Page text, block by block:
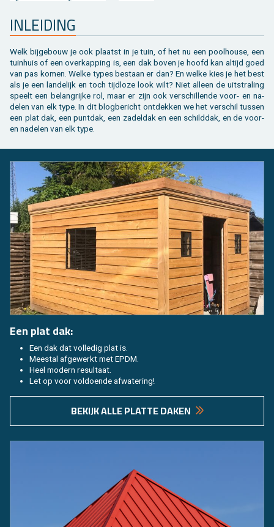
IN­LEI­DING
Welk bij­ge­bouw je ook plaatst in je tuin, of het nu een pool­hou­se, een
tuin­huis of een over­kap­ping is, een dak boven je hoofd kan al­tijd goed
van pas komen. Welke types be­staan er dan? En welke kies je het best
als je een lan­de­lijk en toch tijd­lo­ze look wilt? Niet al­leen de uit­stra­ling
speelt een be­lang­rij­ke rol, maar er zijn ook ver­schil­len­de voor- en na­
de­len van elk type. In dit blog­be­richt ont­dek­ken we het ver­schil tus­sen
een plat dak, een punt­dak, een za­del­dak en een schild­dak, en de voor-
en na­de­len van elk type.
Een plat dak:
Een dak dat vol­le­dig plat is.
Mee­st­al af­ge­werkt met EPDM.
Heel mo­dern re­sul­taat.
Let op voor vol­doen­de af­wa­te­ring!
BE­KIJK ALLE PLAT­TE DAKEN
Bekijk alles van terras
Gleufpalen
Toebehoren
Bekijk alles van tuinafsluiting
Bekijk alles van constructie
Dierenverblijf
Onderhoudsproducten
Varia
Bekijk alles van tuininrichting